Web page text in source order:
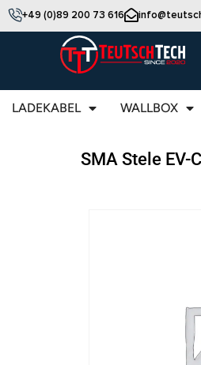
+49 (0)89 200 73 616
LADEKABEL WALLBOX
SMA Stele EV-